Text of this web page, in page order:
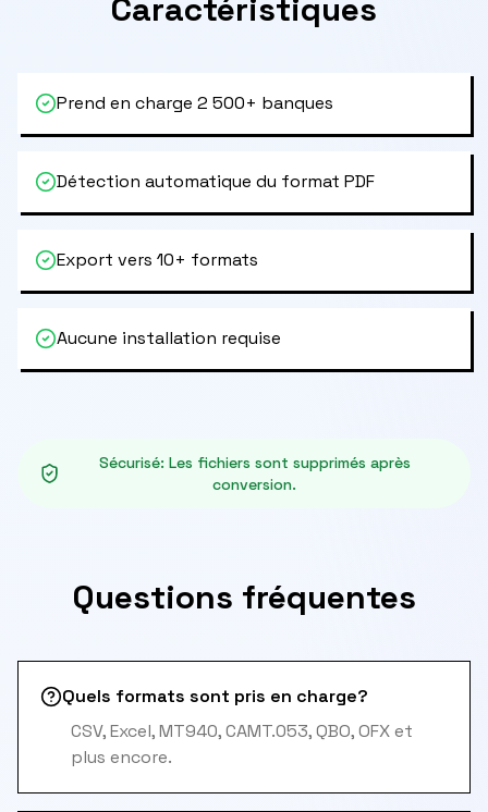
Caractéristiques
Prend en charge 2 500+ banques
Détection automatique du format PDF
Export vers 10+ formats
Aucune installation requise
Sécurisé: Les fichiers sont supprimés après
conversion.
Questions fréquentes
Quels formats sont pris en charge?
CSV, Excel, MT940, CAMT.053, QBO, OFX et
plus encore.